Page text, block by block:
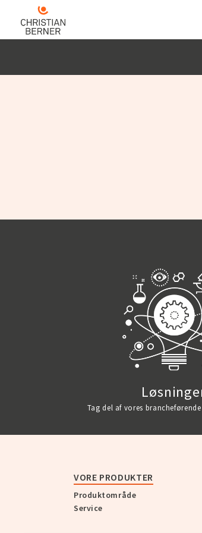
Tag del af vores
VORE PRODUKTER
Produktområde
Service